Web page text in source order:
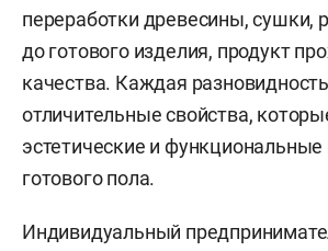
переработки древесины, сушки,
до готового изделия, продукт
качества. Каждая
отличительные свойства,
эстетические и функциональные
готового пола.
Индивидуальный